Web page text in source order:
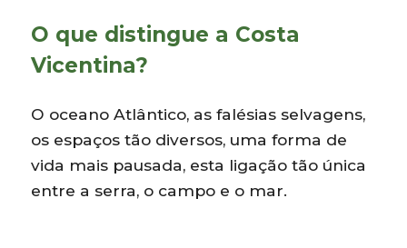
O que distingue a Costa
Vicentina?
O oceano Atlântico, as falésias selvagens,
os espaços tão diversos, uma forma de
vida mais pausada, esta ligação tão única
entre a serra, o campo e o mar.